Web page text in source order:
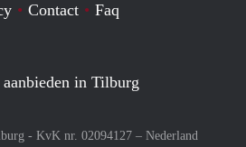
Contact
Faq
in Tilburg
- KvK nr. 02094127 – Nederland